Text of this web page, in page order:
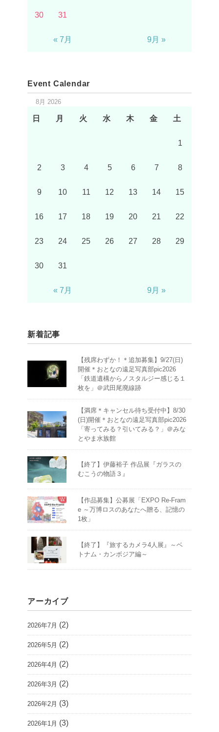
30 31
« 7月 9月 »
Event Calendar
8月 2026
日 月 火 水 木 金 土
1
2 3 4 5 6 7 8
9 10 11 12 13 14 15
16 17 18 19 20 21 22
23 24 25 26 27 28 29
30 31
« 7月 9月 »
新着記事
【残席わずか！＊追加募集】9/27(日)
開催＊おとなの遠足写真部pic2026
「鉄道遺構からノスタルジー感じる１
枚を」＠武田尾廃線跡
【満席＊キャンセル待ち受付中】8/30
(日)開催＊おとなの遠足写真部pic2026
「寄ってみる？引いてみる？」＠みな
とやま水族館
【終了】伊藤裕子 作品展『ガラスの
むこうの物語３』
【作品募集】公募展「EXPO Re-Fram
e ～万博ロスのあなたへ贈る、記憶の
1枚」
【終了】『旅するカメラ4人展』～ベ
トナム・カンボジア編～
アーカイブ
2026年7月 (2)
2026年5月 (2)
2026年4月 (2)
2026年3月 (2)
2026年2月 (3)
2026年1月 (3)